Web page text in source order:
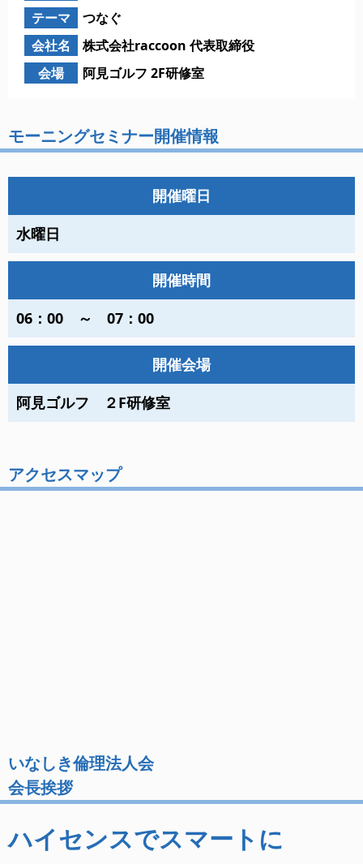
テーマ
つなぐ
会社名
株式会社raccoon 代表取締役
会場
阿見ゴルフ 2F研修室
モーニングセミナー開催情報
開催曜日
水曜日
開催時間
06：00 ～ 07：00
開催会場
阿見ゴルフ ２F研修室
アクセスマップ
いなしき倫理法人会
会長挨拶
ハイセンスでスマートに